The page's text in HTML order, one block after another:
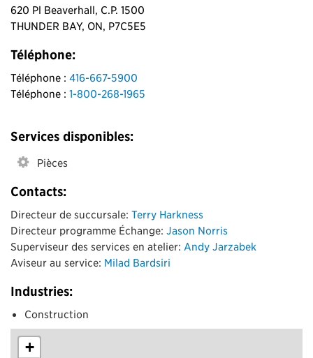
620 Pl Beaverhall, C.P. 1500
THUNDER BAY, ON, P7C5E5
Téléphone:
Téléphone : 416-667-5900
Téléphone : 1-800-268-1965
Services disponibles:
Pièces
Contacts:
Directeur de succursale: Terry Harkness
Directeur programme Échange: Jason Norris
Superviseur des services en atelier: Andy Jarzabek
Aviseur au service: Milad Bardsiri
Industries:
Construction
+